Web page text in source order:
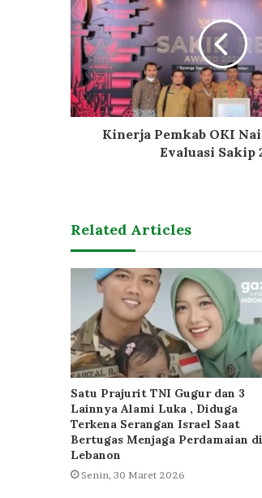
Kinerja Pemkab OKI
Evaluasi Sakip
Related Articles
Satu Prajurit TNI Gugur dan 3
Lainnya Alami Luka , Diduga
Terkena Serangan Israel Saat
Bertugas Menjaga Perdamaian di
Lebanon
Senin, 30 Maret 2026